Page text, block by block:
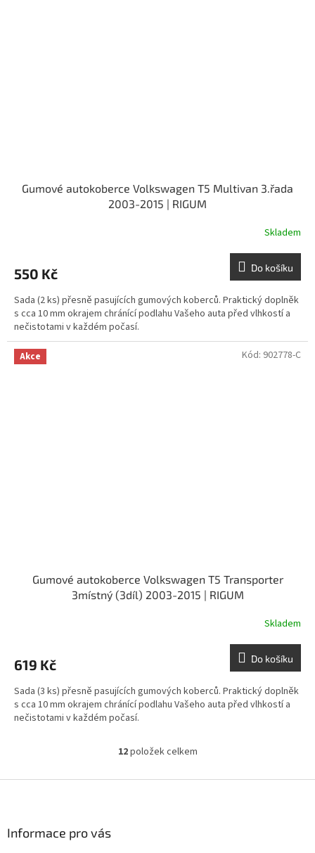
Gumové autokoberce Volkswagen T5 Multivan 3.řada
2003-2015 | RIGUM
Skladem
550 Kč Do košíku
Sada (2 ks) přesně pasujících gumových koberců. Praktický doplněk
s cca 10 mm okrajem chránící podlahu Vašeho auta před vlhkostí a
nečistotami v každém počasí.
Akce
Gumové autokoberce Volkswagen T5 Transporter
3místný (3díl) 2003-2015 | RIGUM
Skladem
619 Kč Do košíku
Sada (3 ks) přesně pasujících gumových koberců. Praktický doplněk
s cca 10 mm okrajem chránící podlahu Vašeho auta před vlhkostí a
nečistotami v každém počasí.
Kód: 902778-C
O
l
12položek celkem
Informace pro vás